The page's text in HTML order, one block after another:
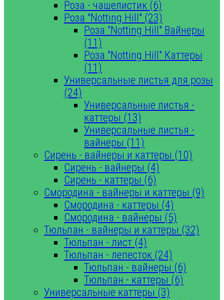
Роза - чашелистик (6)
Роза "Notting Hill" (23)
Роза "Notting Hill" Вайнеры
(11)
Роза "Notting Hill" Каттеры
(11)
Универсальные листья для розы
(24)
Универсальные листья -
каттеры (13)
Универсальные листья -
вайнеры (11)
Сирень - вайнеры и каттеры (10)
Сирень - вайнеры (4)
Сирень - каттеры (6)
Смородина - вайнеры и каттеры (9)
Смородина - каттеры (4)
Смородина - вайнеры (5)
Тюльпан - вайнеры и каттеры (32)
Тюльпан - лист (4)
Тюльпан - лепесток (24)
Тюльпан - вайнеры (6)
Тюльпан - каттеры (6)
Универсальные каттеры (3)